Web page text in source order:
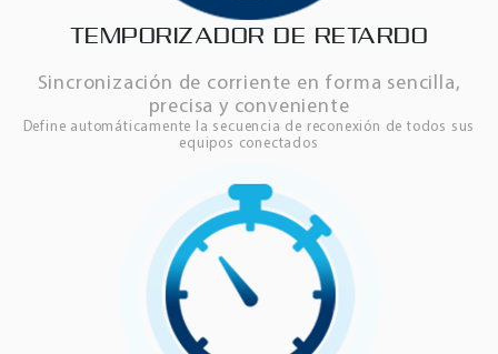
TEMPORIZADOR DE RETARDO
Sincronización de corriente en forma sencilla,
precisa y conveniente
Define automáticamente la secuencia de reconexión de todos sus
equipos conectados